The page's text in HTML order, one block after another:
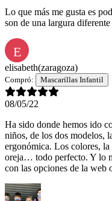
Lo que más me gusta es
son de una largura
E
elisabeth(zaragoza)
Compró: Mascarillas Infantil
08/05/22
Ha sido donde hemos ido
niños, de los dos modelos,
ergonómica. Los colores, la
oreja… todo perfecto. Y lo
con las opciones de la web